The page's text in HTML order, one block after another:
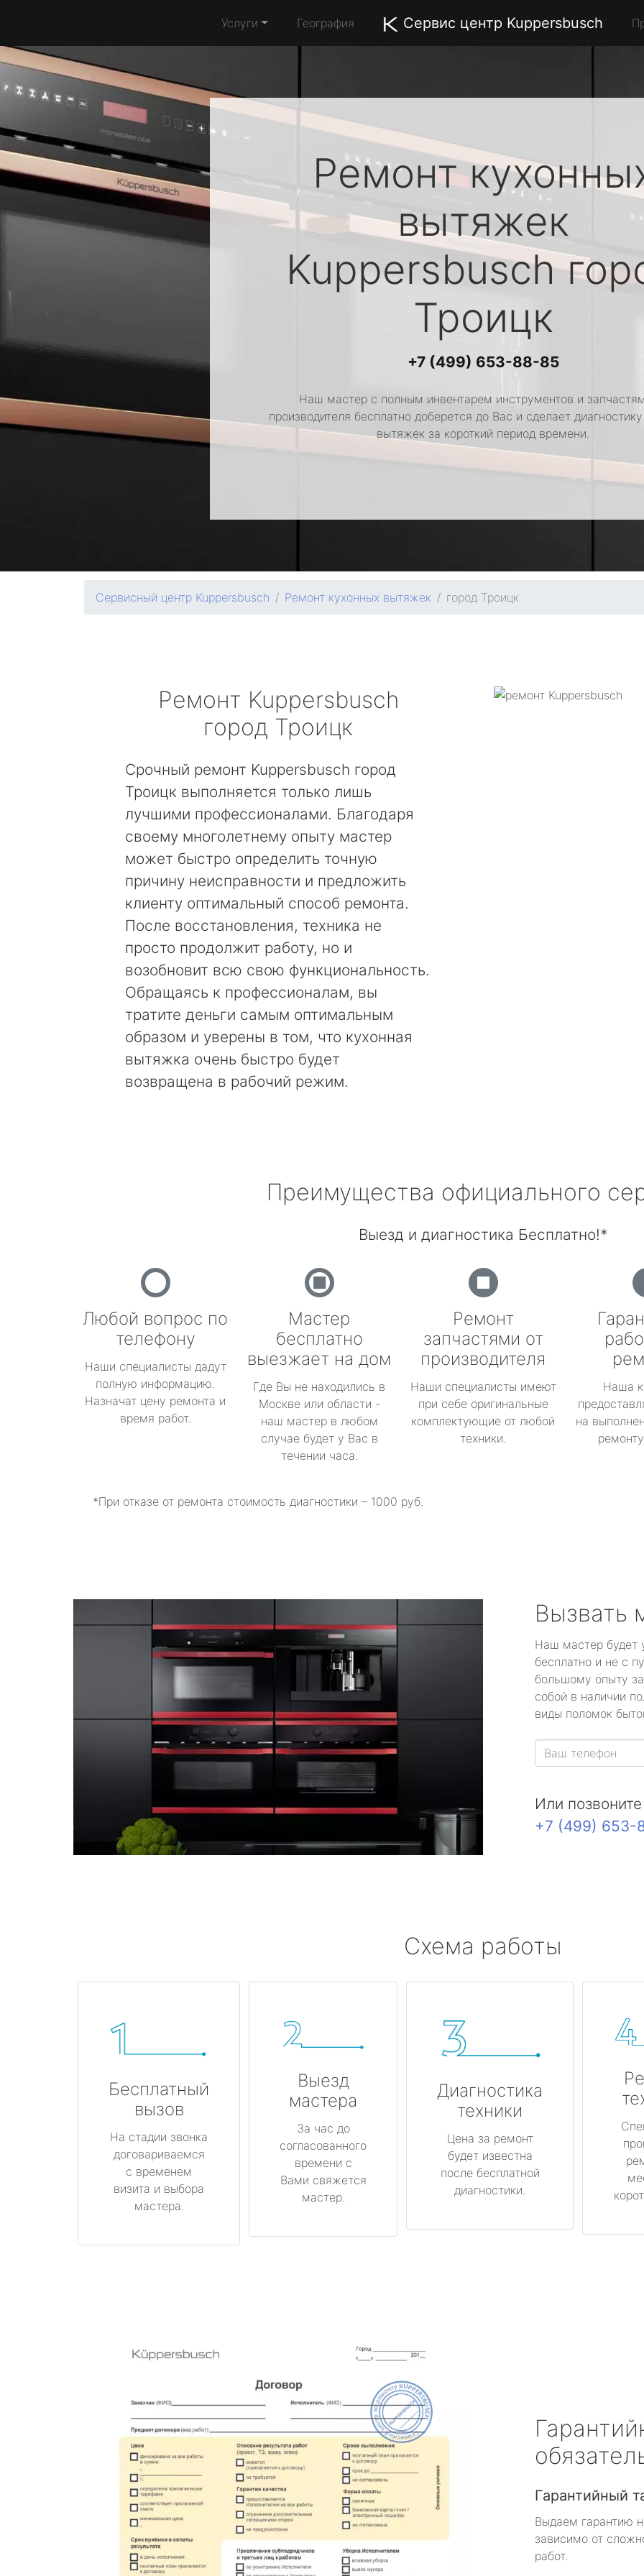
Услуги География Сервис центр Kuppersbusch
Ремонт
вытяжек
Kuppersbusch
Троицк
+7 (499) 653-88-85
Наш мастер с полным инвентарем инструментов и
производителя бесплатно доберется до Вас и сделает
вытяжек за короткий период времени.
Сервисный центр Kuppersbusch Ремонт кухонных вытяжек город Троицк
Ремонт Kuppersbusch
город Троицк
Срочный ремонт Kuppersbusch город
Троицк выполняется только лишь
лучшими профессионалами. Благодаря
своему многолетнему опыту мастер
может быстро определить точную
причину неисправности и предложить
клиенту оптимальный способ ремонта.
После восстановления, техника не
просто продолжит работу, но и
возобновит всю свою функциональность.
Обращаясь к профессионалам, вы
тратите деньги самым оптимальным
образом и уверены в том, что кухонная
вытяжка очень быстро будет
возвращена в рабочий режим.
Преимущества официального
Выезд и диагностика Бесплатно!*
Любой вопрос по
телефону
Наши специалисты дадут
полную информацию.
Назначат цену ремонта и
время работ.
Мастер
бесплатно
выезжает на дом
Где Вы не находились в
Москве или области -
наш мастер в любом
случае будет у Вас в
течении часа.
Ремонт
запчастями от
производителя
Наши специалисты имеют
при себе оригинальные
комплектующие от любой
техники.
Наша
на
*При отказе от ремонта стоимость диагностики – 1000 руб.
Вызвать
Наш мастер будет
бесплатно и не с
большому опыту
собой в наличии
виды поломок
Или
+7 (499) 653-
Схема работы
Бесплатный
вызов
На стадии звонка
договариваемся
с временем
визита и выбора
мастера.
Выезд
мастера
За час до
согласованного
времени с
Вами свяжется
мастер.
Диагностика
техники
Цена за ремонт
будет известна
после бесплатной
диагностики.
Гарантийный
Выдаем гарантию
зависимо от
работ.